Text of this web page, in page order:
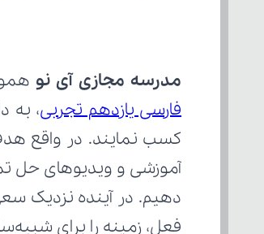
مدرسه مجازی آی نو
فارسی یازدهم تجربی